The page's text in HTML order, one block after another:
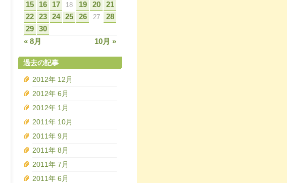
« 8月 10月 »
15 16 17 18 19 20
21
22
23 24 25 26 27
28
29
30
過去の記事
2012年 12月
2012年 6月
2012年 1月
2011年 10月
2011年 9月
2011年 8月
2011年 7月
2011年 6月